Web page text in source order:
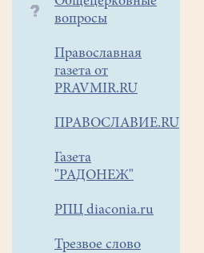
вопросы
Православная
газета от
PRAVMIR.RU
ПРАВОСЛАВИЕ.RU
Газета
"РАДОНЕЖ"
РПЦ diaconia.ru
Трезвое слово